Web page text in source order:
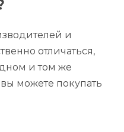
и
отличаться,
и том же
можете покупать